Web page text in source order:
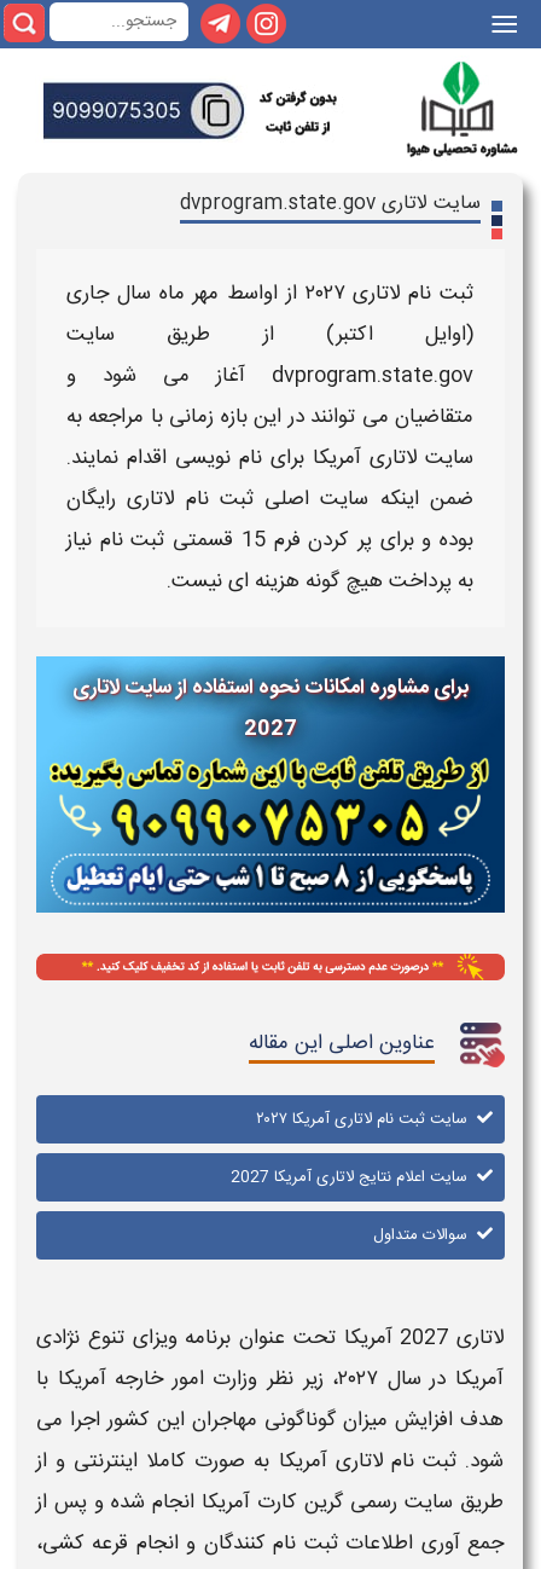
|||
سایت لاتاری dvprogram.state.gov
ثبت نام لاتاری ۲۰۲۷ از اواسط مهر ماه سال جاری
(اوایل اکتبر) از طریق سایت
dvprogram.state.gov آغاز می شود
و
متقاضیان می توانند در این بازه زمانی با مراجعه به
سایت لاتاری آمریکا برای نام نویسی اقدام نمایند.
ضمن اینکه سایت اصلی ثبت نام لاتاری رایگان
بوده و برای پر کردن فرم 15 قسمتی ثبت نام نیاز
به پرداخت هیچ گونه هزینه ای نیست.
برای مشاوره امکانات نحوه استفاده از سایت لاتاری
2027
عناوین اصلی این مقاله
سایت ثبت نام لاتاری آمریکا ۲۰۲۷
سایت اعلام نتایج لاتاری آمریکا 2027
سوالات متداول
لاتاری 2027 آمریکا تحت عنوان برنامه ویزای تنوع نژادی
آمریکا در سال ۲۰۲۷، زیر نظر وزارت امور خارجهآمریکا با
هدف افزایش میزان گوناگونی مهاجران این کشور اجرا می
شود.ثبت نام لاتاری آمریکا به صورت کاملا اینترنتی و از
طریق سایت رسمی گرین کارت آمریکا انجام شده و پس از
جمع آوری اطلاعاتثبت نامکنندگان و انجام قرعه کشی،